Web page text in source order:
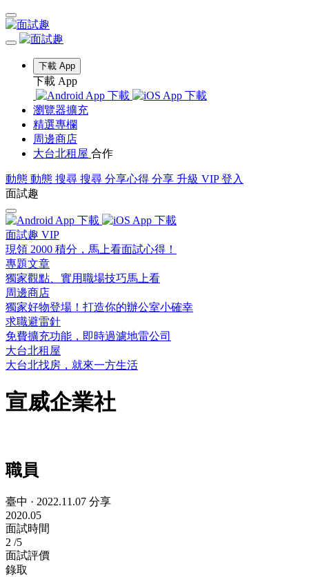
下載 App
下載 App
瀏覽器擴充
精選專欄
周邊商店
大台北租屋 合作
動態 動態 搜尋 搜尋 分享心得 分享 升級 VIP 登入
面試趣
面試趣 VIP
現領 2000 積分，馬上看面試心得！
專題文章
獨家觀點、實用職場技巧馬上看
周邊商店
獨家好物登場！打造你的辦公室小確幸
求職避雷針
免費擴充功能，即時過濾地雷公司
大台北租屋
大台北找房，就來一方生活
宣威企業社
職員
臺中 · 2022.11.07 分享
2020.05
面試時間
2 /5
面試評價
錄取